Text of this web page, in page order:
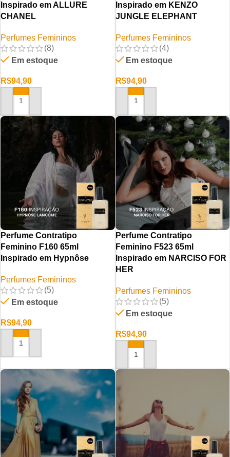
Inspirado em ALLURE
CHANEL
Perfumes Femininos
(8)
Em estoque
R$94,90
ADICIONAR AO CARRINHO
Inspirado em KENZO
JUNGLE ELEPHANT
Perfumes Femininos
(4)
Em estoque
R$94,90
ADICIONAR AO CARRINHO
Perfume Contratipo
Feminino F160 65ml
Inspirado em Hypnôse
Perfumes Femininos
(5)
Em estoque
R$94,90
ADICIONAR AO CARRINHO
Perfume Contratipo
Feminino F523 65ml
Inspirado em NARCISO FOR
HER
Perfumes Femininos
(5)
Em estoque
R$94,90
ADICIONAR AO CARRINHO